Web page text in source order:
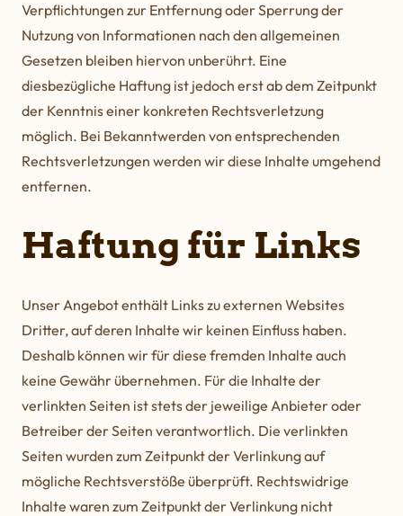
Verpflichtungen zur Entfernung oder Sperrung der
Nutzung von Informationen nach den allgemeinen
Gesetzen bleiben hiervon unberührt. Eine
diesbezügliche Haftung ist jedoch erst ab dem Zeitpunkt
der Kenntnis einer konkreten Rechtsverletzung
möglich. Bei Bekanntwerden von entsprechenden
Rechtsverletzungen werden wir diese Inhalte umgehend
entfernen.
Haftung für Links
Unser Angebot enthält Links zu externen Websites
Dritter, auf deren Inhalte wir keinen Einfluss haben.
Deshalb können wir für diese fremden Inhalte auch
keine Gewähr übernehmen. Für die Inhalte der
verlinkten Seiten ist stets der jeweilige Anbieter oder
Betreiber der Seiten verantwortlich. Die verlinkten
Seiten wurden zum Zeitpunkt der Verlinkung auf
mögliche Rechtsverstöße überprüft. Rechtswidrige
Inhalte waren zum Zeitpunkt der Verlinkung nicht